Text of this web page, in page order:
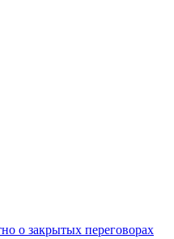
о закрытых переговорах